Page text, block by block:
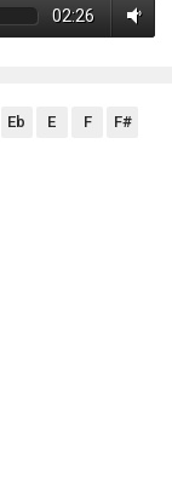
02:26
Eb E F
F#